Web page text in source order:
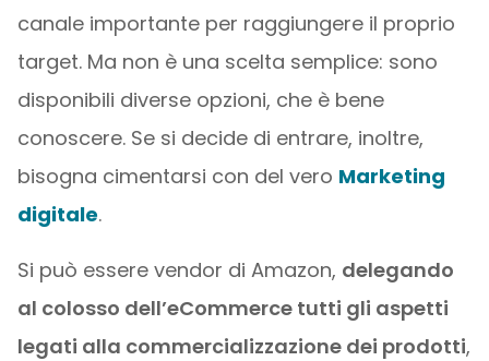
canale importante per raggiungere il proprio
target. Ma non è una scelta semplice: sono
disponibili diverse opzioni, che è bene
conoscere. Se si decide di entrare, inoltre,
bisogna cimentarsi con del vero Marketing
digitale.
Si può essere vendor di Amazon, delegando
al colosso dell’eCommerce tutti gli aspetti
legati alla commercializzazione dei prodotti,